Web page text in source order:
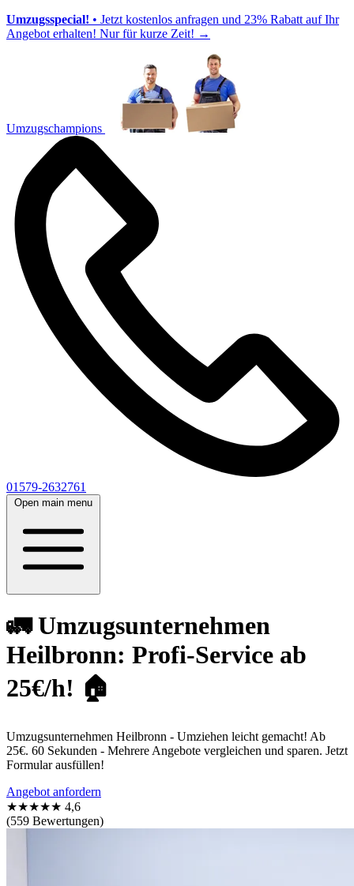
Umzugsspecial! • Jetzt kostenlos anfragen und 23% Rabatt auf Ihr
Angebot erhalten! Nur für kurze Zeit! →
Umzugschampions
01579-2632761
Open main menu
🚛 Umzugsunternehmen
Heilbronn: Profi-Service ab
25€/h! 🏠
Umzugsunternehmen Heilbronn - Umziehen leicht gemacht! Ab
25€. 60 Sekunden - Mehrere Angebote vergleichen und sparen. Jetzt
Formular ausfüllen!
Angebot anfordern
★★★★★ 4,6
(559 Bewertungen)